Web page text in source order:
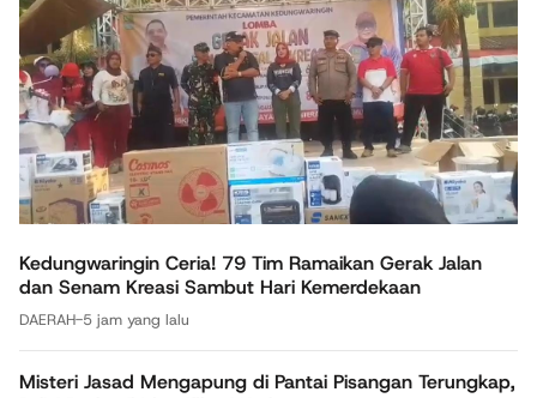
Kedungwaringin Ceria! 79 Tim Ramaikan Gerak Jalan
dan Senam Kreasi Sambut Hari Kemerdekaan
DAERAH-5 jam yang lalu
Misteri Jasad Mengapung di Pantai Pisangan Terungkap,